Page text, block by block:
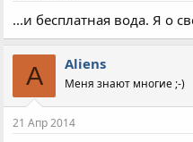
...и бесплатная вода. Я о
A Aliens
Меня знают многие ;-)
21 Апр 2014